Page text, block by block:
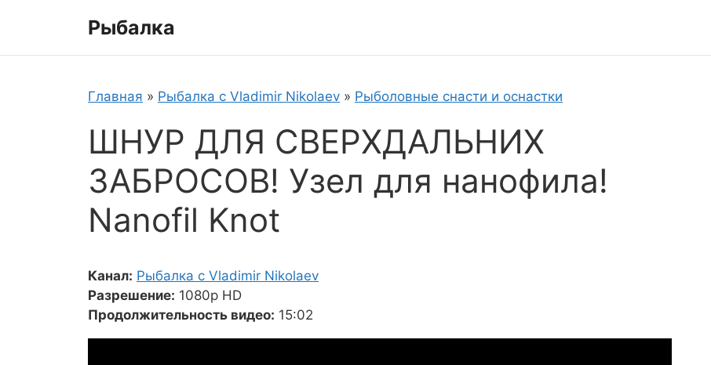
Рыбалка
Главная » Рыбалка с Vladimir Nikolaev » Рыболовные снасти и оснастки
ШНУР ДЛЯ СВЕРХДАЛЬНИХ
ЗАБРОСОВ! Узел для нанофила!
Nanofil Knot
Канал: Рыбалка с Vladimir Nikolaev
Разрешение: 1080p HD
Продолжительность видео: 15:02